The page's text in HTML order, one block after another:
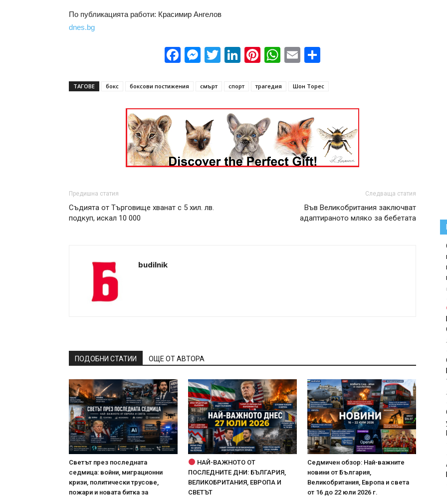
По публикацията работи: Красимир Ангелов
dnes.bg
Facebook
Messenger
Twitter
LinkedIn
Pinterest
WhatsApp
Email
ТАГОВЕ бокс боксови постижения смърт спорт трагедия Шон Торес
Предишна статия
Съдията от Търговище хванат с 5 хил. лв.
подкуп, искал 10 000
Следваща статия
Във Великобритания заключват
адаптираното мляко за бебетата
budilnik
ПОДОБНИ СТАТИИ ОЩЕ ОТ АВТОРА
Светът през последната
седмица: войни, миграционни
кризи, политически трусове,
пожари и новата битка за
НАЙ-ВАЖНОТО ОТ
ПОСЛЕДНИТЕ ДНИ: БЪЛГАРИЯ,
ВЕЛИКОБРИТАНИЯ, ЕВРОПА И
СВЕТЪТ
Седмичен обзор: Най-важните
новини от България,
Великобритания, Европа и света
от 16 до 22 юли 2026 г.